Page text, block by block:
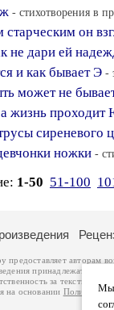
- стихотворения в
он
не дари ей
и как бывает Э -
может не
жизнь проходит
сиреневого
ножки -
1-50 51-100
Мы
предоставляет авторам
принадлежат
за тексты
на основании Политики